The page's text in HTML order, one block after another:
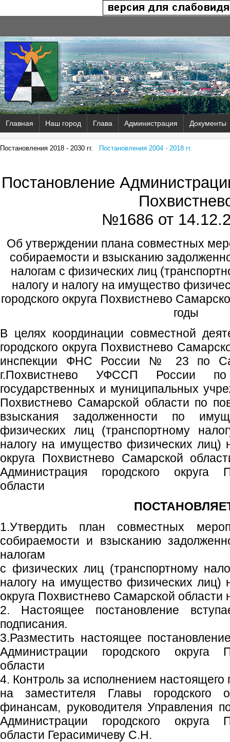
Главная Наш город Глава Администрация Документы
Постановления 2018 - 2030 гг. Постановления 2004 - 2018 гг.
Постановление
№1686 от
Об утверждении плана совместных
собираемости и взысканию
налогам с физических лиц
налогу и налогу на имущество
городского округа Похвистнево
годы
В целях координации совместной
городского округа Похвистнево
инспекции ФНС России № 23 по
г.Похвистнево УФССП России
государственных и муниципальных
Похвистнево Самарской области по
взыскания задолженности по
физических лиц (транспортному
налогу на имущество физических лиц)
округа Похвистнево Самарской
Администрация городского округа
области
1.Утвердить план совместных
собираемости и взысканию
налогам
с физических лиц (транспортному
налогу на имущество физических лиц)
округа Похвистнево Самарской области
2. Настоящее постановление
подписания.
3.Разместить настоящее
Администрации городского округа
области
4. Контроль за исполнением настоящего
на заместителя Главы городского
финансам, руководителя Управления
Администрации городского округа
области Герасимичеву С.Н.